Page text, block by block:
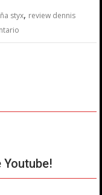
styx, review dennis
Youtube!